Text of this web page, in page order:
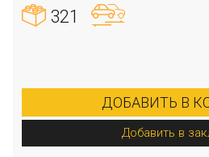
321
ДОБАВИТЬ В
Добавить в